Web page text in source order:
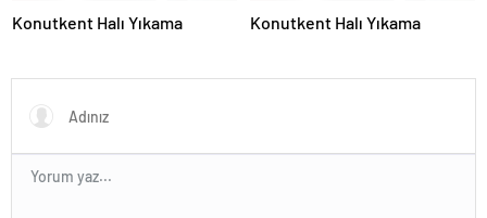
Konutkent Halı Yıkama Konutkent Halı Yıkama